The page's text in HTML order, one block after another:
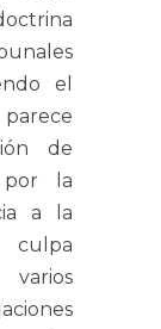
el
parece
de
la
a la
culpa